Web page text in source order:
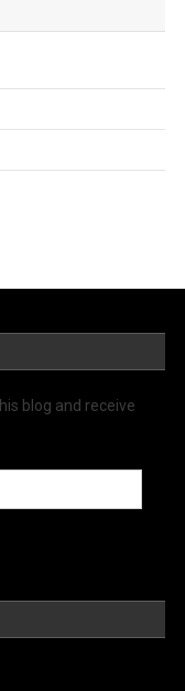
blog and receive